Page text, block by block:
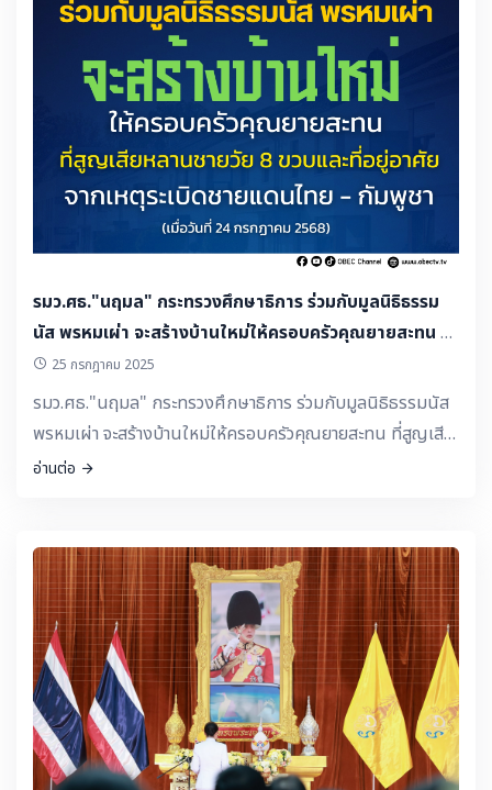
รมว.ศธ."นฤมล" กระทรวงศึกษาธิการ ร่วมกับมูลนิธิธรรม
นัส พรหมเผ่า จะสร้างบ้านใหม่ให้ครอบครัวคุณยายสะทน ที่
สูญเสียหลานชายวัย 8 ขวบและที่อยู่อาศัย จากเหตุระเบิด
ชายแดนไทย - กัมพูชา (เมื่อวันที่ 24 กรกฎาคม 2568)
25 กรกฎาคม 2025
รมว.ศธ."นฤมล" กระทรวงศึกษาธิการ ร่วมกับมูลนิธิธรรมนัส
พรหมเผ่า จะสร้างบ้านใหม่ให้ครอบครัวคุณยายสะทน ที่สูญเสีย
หลานชายวัย 8 ขวบและที่อยู่อาศัย จากเหตุระเบิดชายแดนไทย -
อ่านต่อ